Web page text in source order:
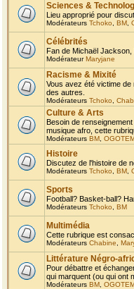
Sciences &
Lieu approprié pour
Modérateurs Tchoko BM
Célébrités
Fan de Michaël
ModérateurMaryjane
Racisme & Mixité
Vous avez été victime
des autres.
Modérateurs Tchoko
Culture & Arts
Besoin de
musique afro, cette
Modérateurs BM
Histoire
Discutez de l'histoire de
Modérateurs Tchoko BM
Sports
Football? Basket-ball?
Modérateurs Tchoko BM
Multimédia
Cette rubrique est
Modérateurs Chabine
Littérature Négro-
Pour débattre et
qui marquent (ou qui ont
Modérateurs BM